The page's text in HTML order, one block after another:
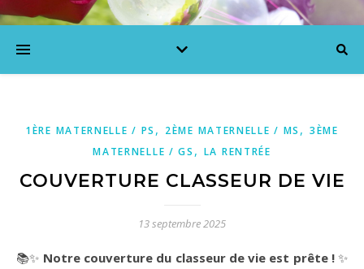
1ÈRE MATERNELLE / PS , 2ÈME MATERNELLE / MS ,3ÈME
MATERNELLE / GS , LA RENTRÉE
COUVERTURE CLASSEUR DE VIE
13 septembre 2025
📚✨ Notre couverture du classeur de vie est prête !✨